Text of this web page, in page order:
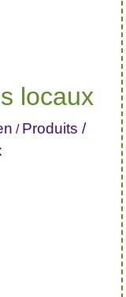
locaux
/ Produits /